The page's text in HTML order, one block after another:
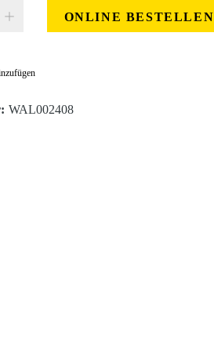
ONLINE BESTELLEN
WAL002408